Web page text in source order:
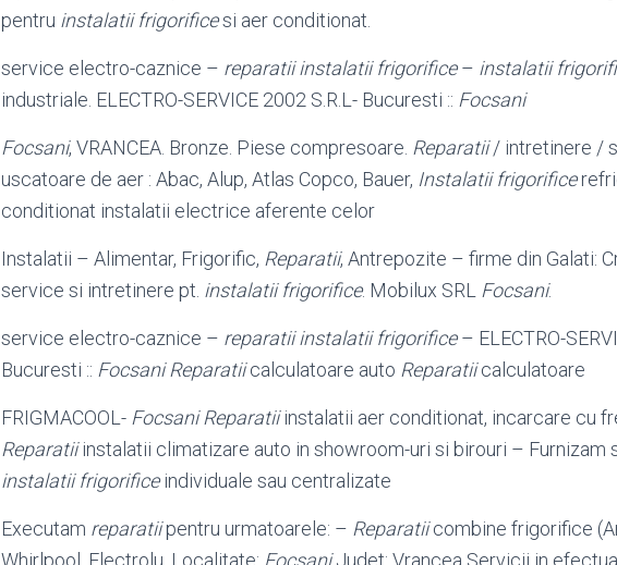
pentru instalatii frigorificesi aer conditionat.
service electro-caznice – reparatii instalatii frigorifice– instalatii
industriale. ELECTRO-SERVICE 2002 S.R.L- Bucuresti :: Focsani
Focsani, VRANCEA. Bronze. Piese compresoare. Reparatii/ intretinere /
uscatoare de aer : Abac, Alup, Atlas Copco, Bauer, Instalatii frigorifice
conditionat instalatii electrice aferente celor
Instalatii – Alimentar, Frigorific, Reparatii, Antrepozite – firme din Galati:
service si intretinere pt. instalatii frigorifice. Mobilux SRL Focsani.
service electro-caznice – reparatii instalatii frigorifice– ELECTRO-
Bucuresti :: Focsani Reparatiicalculatoare auto Reparatiicalculatoare
FRIGMACOOL- Focsani Reparatiiinstalatii aer conditionat, incarcare cu
Reparatiiinstalatii climatizare auto in showroom-uri si birouri – Furnizam
instalatii frigorificeindividuale sau centralizate
Executam reparatiipentru urmatoarele: – Reparatiicombine frigorifice
Whirlpool, Electrolu. Localitate: FocsaniJudet: Vrancea Servicii in